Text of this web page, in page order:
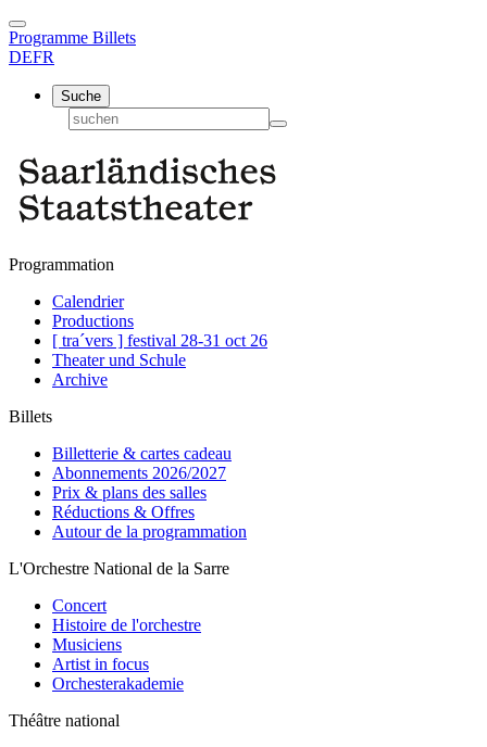
Programme Billets
DEFR
Suche
Programmation
Calendrier
Productions
[ tra´vers ] festival 28-31 oct 26
Theater und Schule
Archive
Billets
Billetterie & cartes cadeau
Abonnements 2026/2027
Prix & plans des salles
Réductions & Offres
Autour de la programmation
L'Orchestre National de la Sarre
Concert
Histoire de l'orchestre
Musiciens
Artist in focus
Orchesterakademie
Théâtre national